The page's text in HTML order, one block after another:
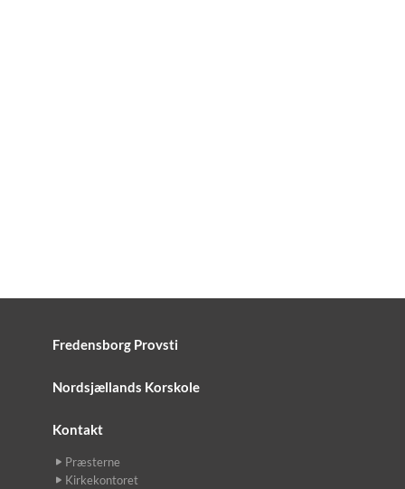
Fredensborg Provsti
Nordsjællands Korskole
Kontakt
Præsterne
Kirkekontoret